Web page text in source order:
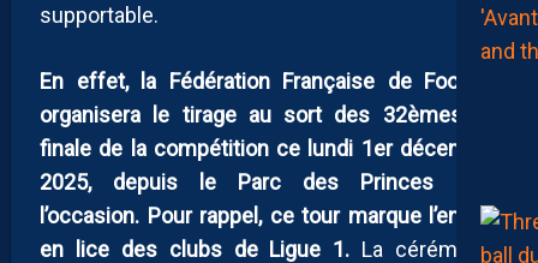
supportable.
En effet, la Fédération Française de Football
organisera le tirage au sort des 32èmes de
finale de la compétition ce lundi 1er décembre
2025, depuis le Parc des Princes pour
l’occasion. Pour rappel, ce tour marque l’entrée
en lice des clubs de Ligue 1. La cérémonie